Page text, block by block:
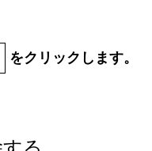
をクリックします。